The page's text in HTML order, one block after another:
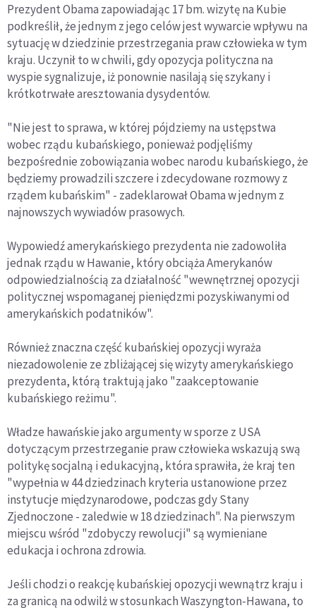
Prezydent Obama zapowiadając 17 bm. wizytę na Kubie
podkreślił, że jednym z jego celów jest wywarcie wpływu na
sytuację w dziedzinie przestrzegania praw człowieka w tym
kraju. Uczynił to w chwili, gdy opozycja polityczna na
wyspie sygnalizuje, iż ponownie nasilają się szykany i
krótkotrwałe aresztowania dysydentów.
"Nie jest to sprawa, w której pójdziemy na ustępstwa
wobec rządu kubańskiego, ponieważ podjęliśmy
bezpośrednie zobowiązania wobec narodu kubańskiego, że
będziemy prowadzili szczere i zdecydowane rozmowy z
rządem kubańskim" - zadeklarował Obama w jednym z
najnowszych wywiadów prasowych.
Wypowiedź amerykańskiego prezydenta nie zadowoliła
jednak rządu w Hawanie, który obciąża Amerykanów
odpowiedzialnością za działalność "wewnętrznej opozycji
politycznej wspomaganej pieniędzmi pozyskiwanymi od
amerykańskich podatników".
Również znaczna część kubańskiej opozycji wyraża
niezadowolenie ze zbliżającej się wizyty amerykańskiego
prezydenta, którą traktują jako "zaakceptowanie
kubańskiego reżimu".
Władze hawańskie jako argumenty w sporze z USA
dotyczącym przestrzeganie praw człowieka wskazują swą
politykę socjalną i edukacyjną, która sprawiła, że kraj ten
"wypełnia w 44 dziedzinach kryteria ustanowione przez
instytucje międzynarodowe, podczas gdy Stany
Zjednoczone - zaledwie w 18 dziedzinach". Na pierwszym
miejscu wśród "zdobyczy rewolucji" są wymieniane
edukacja i ochrona zdrowia.
Jeśli chodzi o reakcję kubańskiej opozycji wewnątrz kraju i
za granicą na odwilż w stosunkach Waszyngton-Hawana, to